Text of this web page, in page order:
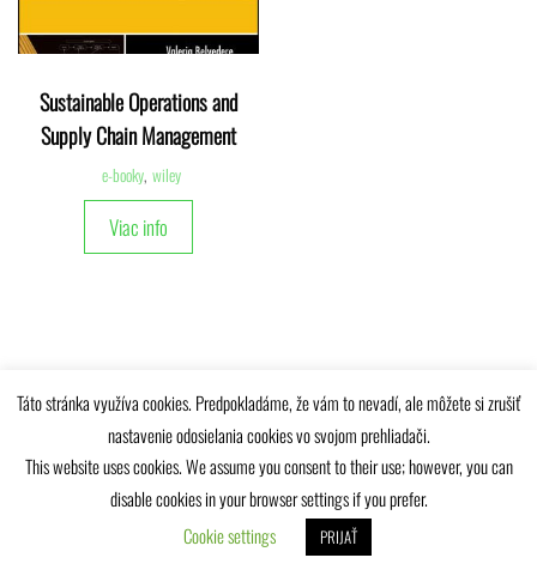
Sustainable Operations and
Supply Chain Management
e-booky, wiley
Viac info
Univerzitná knižnica Žilinskej univerzity © 2025
Táto stránka využíva cookies. Predpokladáme, že vám to nevadí, ale môžete si zrušiť
nastavenie odosielania cookies vo svojom prehliadači.
This website uses cookies. We assume you consent to their use; however, you can
disable cookies in your browser settings if you prefer.
Cookie settings
PRIJAŤ